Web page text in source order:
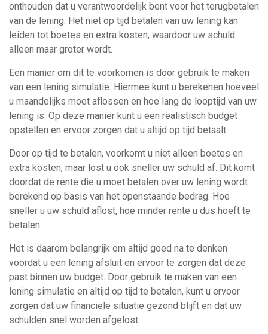
onthouden dat u verantwoordelijk bent voor het terugbetalen
van de lening. Het niet op tijd betalen van uw lening kan
leiden tot boetes en extra kosten, waardoor uw schuld
alleen maar groter wordt.
Een manier om dit te voorkomen is door gebruik te maken
van een lening simulatie. Hiermee kunt u berekenen hoeveel
u maandelijks moet aflossen en hoe lang de looptijd van uw
lening is. Op deze manier kunt u een realistisch budget
opstellen en ervoor zorgen dat u altijd op tijd betaalt.
Door op tijd te betalen, voorkomt u niet alleen boetes en
extra kosten, maar lost u ook sneller uw schuld af. Dit komt
doordat de rente die u moet betalen over uw lening wordt
berekend op basis van het openstaande bedrag. Hoe
sneller u uw schuld aflost, hoe minder rente u dus hoeft te
betalen.
Het is daarom belangrijk om altijd goed na te denken
voordat u een lening afsluit en ervoor te zorgen dat deze
past binnen uw budget. Door gebruik te maken van een
lening simulatie en altijd op tijd te betalen, kunt u ervoor
zorgen dat uw financiële situatie gezond blijft en dat uw
schulden snel worden afgelost.